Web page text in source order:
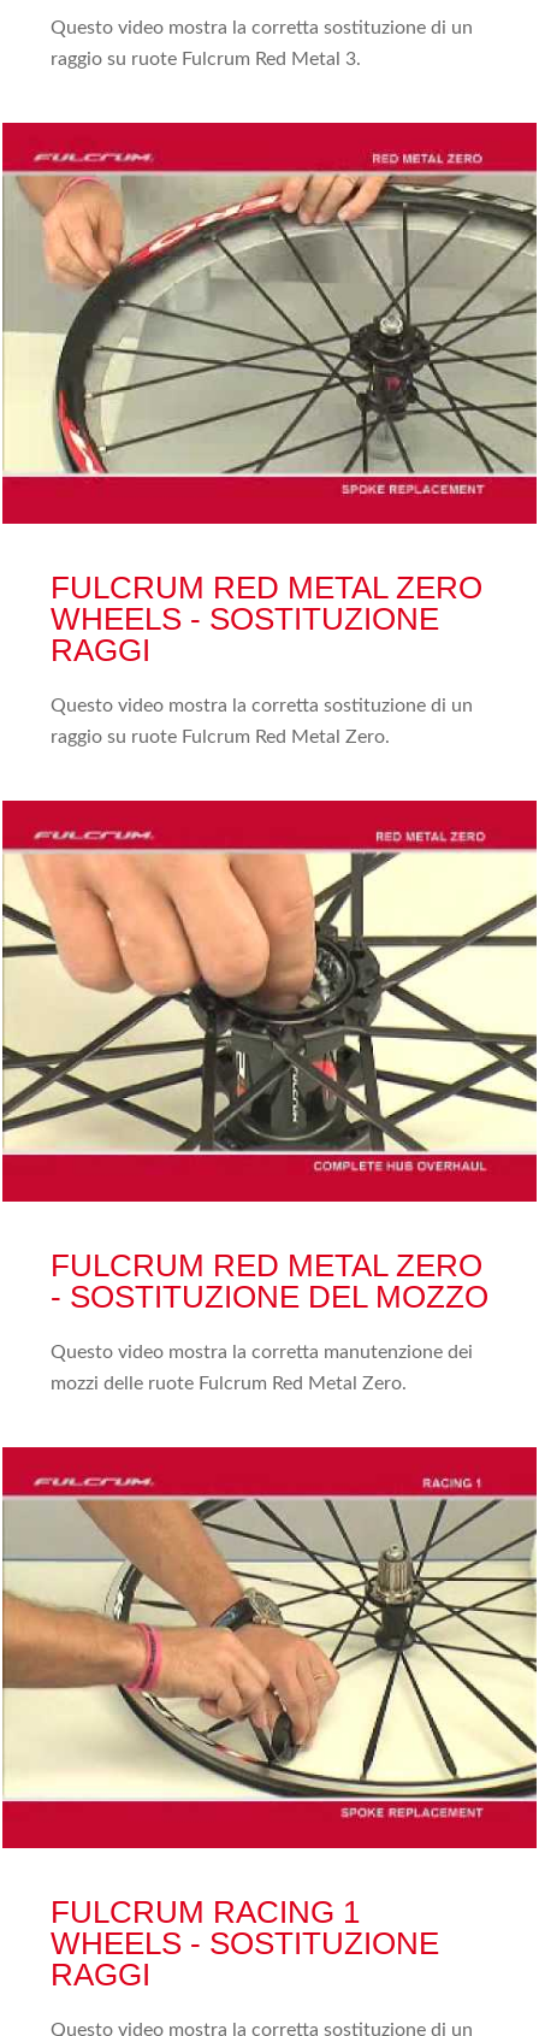
Questo video mostra la corretta sostituzione di un
raggio su ruote Fulcrum Red Metal 3.
FULCRUM RED METAL ZERO
WHEELS - SOSTITUZIONE
RAGGI
Questo video mostra la corretta sostituzione di un
raggio su ruote Fulcrum Red Metal Zero.
FULCRUM RED METAL ZERO
- SOSTITUZIONE DEL MOZZO
Questo video mostra la corretta manutenzione dei
mozzi delle ruote Fulcrum Red Metal Zero.
FULCRUM RACING 1
WHEELS - SOSTITUZIONE
RAGGI
Questo video mostra la corretta sostituzione di un